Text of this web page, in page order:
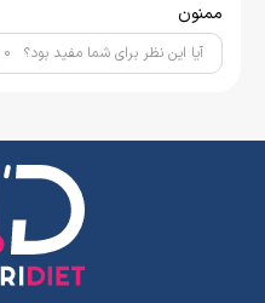
ممنون
آیا این نظر برای شما مفید بود؟ 0